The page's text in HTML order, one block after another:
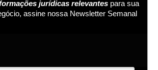
jurídicas relevantes para sua
assine nossa Newsletter Semanal